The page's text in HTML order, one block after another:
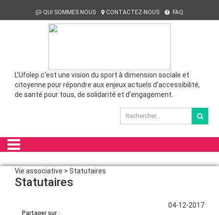
QUI SOMMES NOUS CONTACTEZ-NOUS FAQ
L'Ufolep c'est une vision du sport à dimension sociale et
citoyenne pour répondre aux enjeux actuels d'accessibilité,
de santé pour tous, de solidarité et d'engagement.
Vie associative > Statutaires
Statutaires
04-12-2017
Partager sur :